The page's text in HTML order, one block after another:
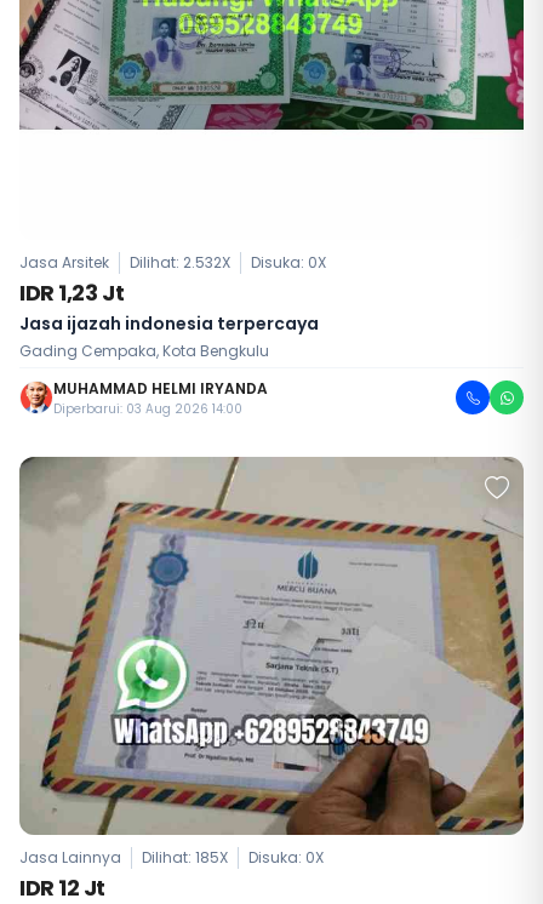
Jasa Arsitek Dilihat: 2.532X Disuka: 0X
IDR 1,23 Jt
Jasa ijazah indonesia terpercaya
Gading Cempaka, Kota Bengkulu
MUHAMMAD HELMI IRYANDA
Diperbarui: 03 Aug 2026 14:00
Jasa Lainnya Dilihat: 185X Disuka: 0X
IDR 12 Jt